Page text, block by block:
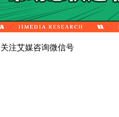
注艾媒咨询微信号